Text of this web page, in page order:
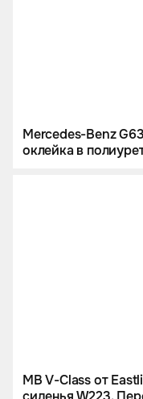
Mercedes-Benz
оклейка в
MB V-Class от